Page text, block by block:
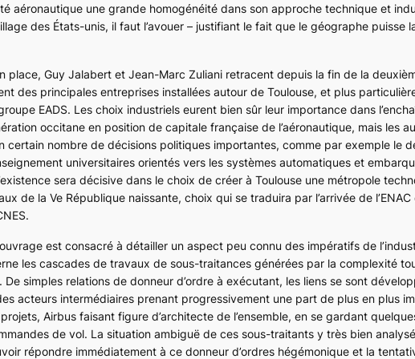
aéronautique une grande homogénéité dans son approche technique et
des États-unis, il faut l’avouer – justifiant le fait que le géographe puisse
place, Guy Jalabert et Jean-Marc Zuliani retracent depuis la fin de la
des principales entreprises installées autour de Toulouse, et plus
EADS. Les choix industriels eurent bien sûr leur importance dans
occitane en position de capitale française de l’aéronautique, mais les
certain nombre de décisions politiques importantes, comme par exemple le
universitaires orientés vers les systèmes automatiques et
sera décisive dans le choix de créer à Toulouse une métropole
de la Ve République naissante, choix qui se traduira par l’arrivée de
est consacré à détailler un aspect peu connu des impératifs de
les cascades de travaux de sous-traitances générées par la complexité
simples relations de donneur d’ordre à exécutant, les liens se sont
acteurs intermédiaires prenant progressivement une part de plus en plus
Airbus faisant figure d’architecte de l’ensemble, en se gardant
de vol. La situation ambiguë de ces sous-traitants y très bien
répondre immédiatement à ce donneur d’ordres hégémonique et la